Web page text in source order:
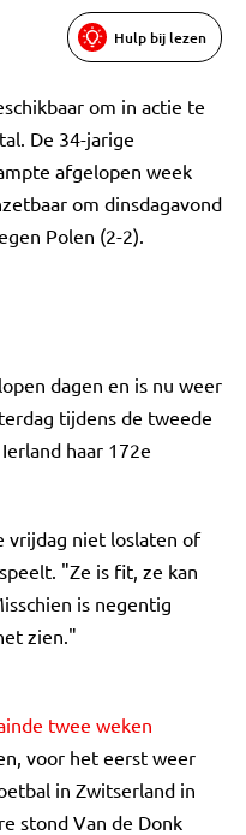
Hulp bij lezen
om in actie te
De 34-jarige
afgelopen week
om dinsdagavond
Polen (2-2).
dagen en is nu weer
tijdens de tweede
haar 172e
vrijdag niet loslaten of
"Ze is fit, ze kan
is negentig
zien."
twee weken
voor het eerst weer
in Zwitserland in
stond Van de Donk